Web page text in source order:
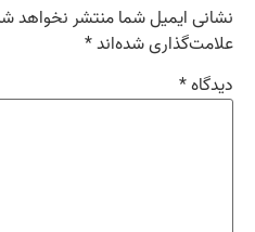
نشانی ایمیل شما منتشر نخواهد شد.
علامت‌گذاری شده‌اند*
دیدگاه*